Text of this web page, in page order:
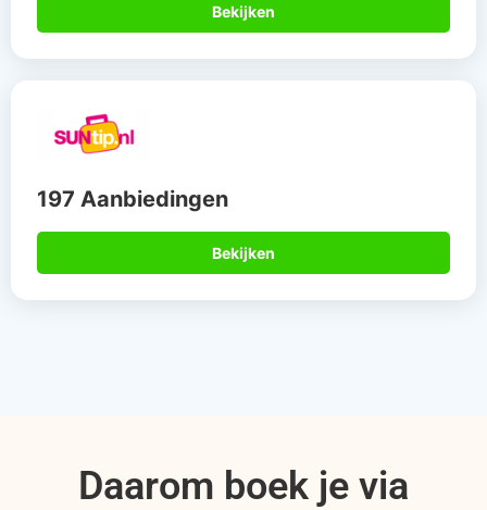
Bekijken
197 Aanbiedingen
Bekijken
Daarom boek je via